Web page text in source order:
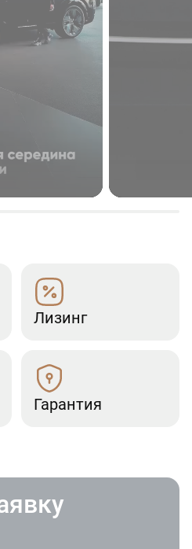
Лизинг
Гарантия